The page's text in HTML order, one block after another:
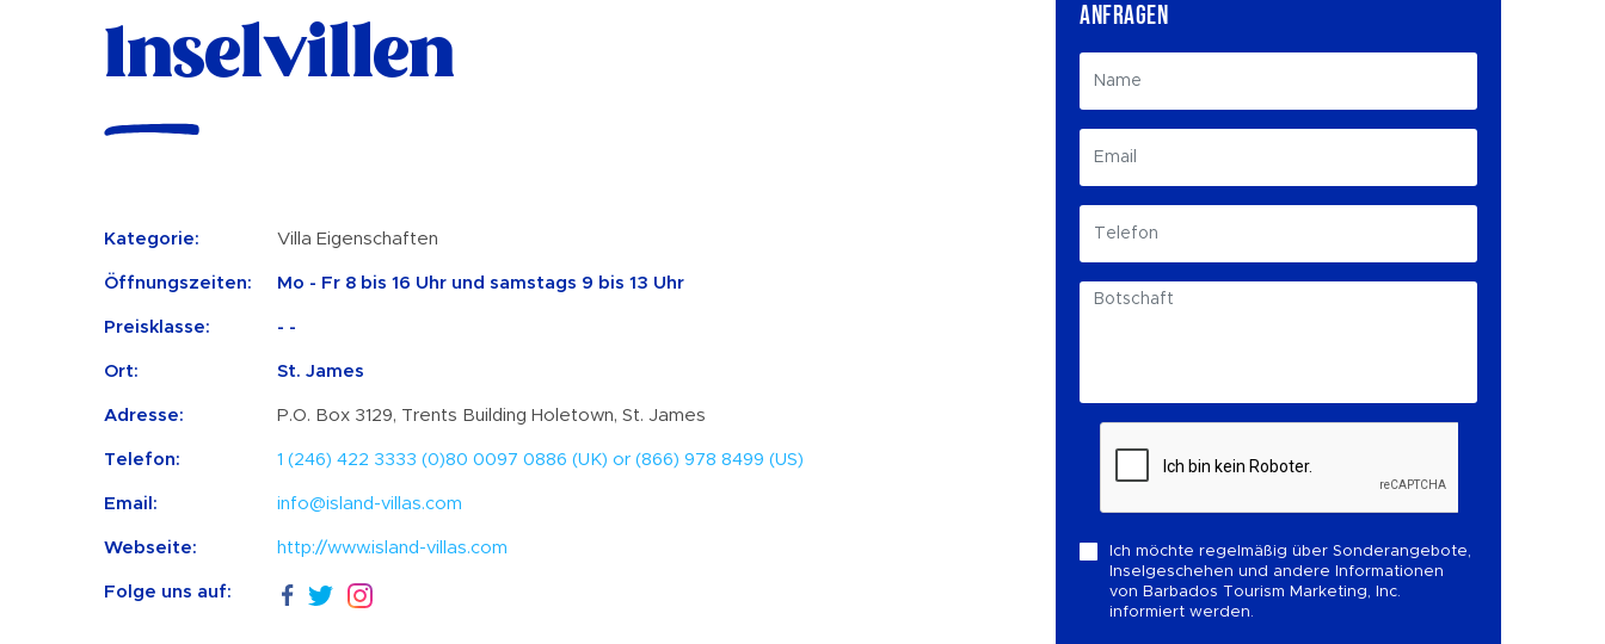
Inselvillen
Kategorie: Villa Eigenschaften
Öffnungszeiten: Mo - Fr 8 bis 16 Uhr und samstags 9 bis 13 Uhr
Preisklasse: - -
Ort: St. James
Adresse: P.O. Box 3129, Trents Building Holetown, St. James
Telefon: 1 (246) 422 3333 (0)80 0097 0886 (UK) or (866) 978 8499 (US)
Email: info@island-villas.com
Webseite: http://www.island-villas.com
Folge uns auf:
ANFRAGEN
Ich möchte regelmäßig über Sonderangebote,
Inselgeschehen und andere Informationen
von Barbados Tourism Marketing, Inc.
informiert werden.